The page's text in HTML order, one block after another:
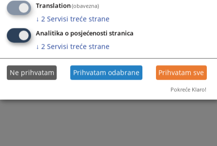
Translation(obavezna)
↓ 2 Servisi treće strane
Analitika o posjećenosti stranica
↓ 2 Servisi treće strane
Ne prihvatam Prihvatam odabrane Prihvatam sve
Pokreće Klaro!